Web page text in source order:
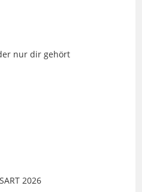
nur dir gehört
2026